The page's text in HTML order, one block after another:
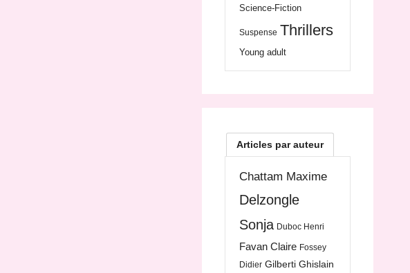
Science-Fiction
Suspense Thrillers
Young adult
Articles par auteur
Chattam Maxime
Delzongle
Sonja Duboc Henri
Favan Claire Fossey
Didier Gilberti Ghislain